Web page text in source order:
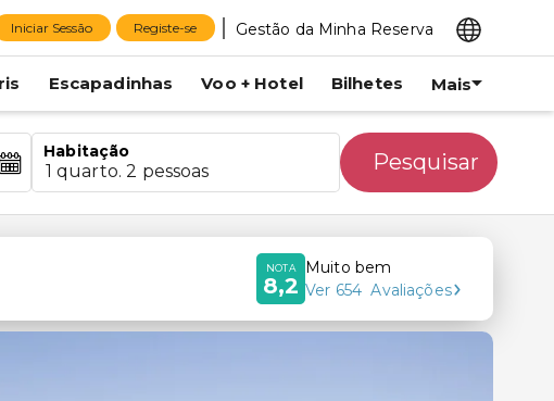
Iniciar Sessão Registe-se Gestão da Minha Reserva
Escapadinhas Voo + Hotel Bilhetes Mais
Habitação
1 quarto. 2 pessoas Pesquisar
NOTA
8,2
Muito bem
Ver 654 Avaliações